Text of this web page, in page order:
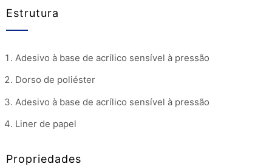
Estrutura
Adesivo à base de acrílico sensível à pressão
Dorso de poliéster
Adesivo à base de acrílico sensível à pressão
Liner de papel
Propriedades